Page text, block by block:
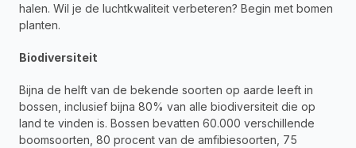
halen. Wil je de luchtkwaliteit verbeteren? Begin met bomen
planten.
Biodiversiteit
Bijna de helft van de bekende soorten op aarde leeft in
bossen, inclusief bijna 80% van alle biodiversiteit die op
land te vinden is. Bossen bevatten 60.000 verschillende
boomsoorten, 80 procent van de amfibiesoorten, 75